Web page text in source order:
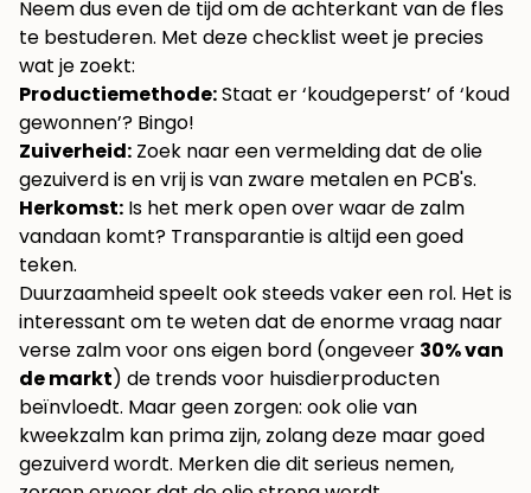
Neem dus even de tijd om de achterkant van de fles
te bestuderen. Met deze checklist weet je precies
wat je zoekt:
Productiemethode:Staat er ‘koudgeperst’ of ‘koud
gewonnen’? Bingo!
Zuiverheid: Zoek naar een vermelding dat de olie
gezuiverd is en vrij is van zware metalen en PCB's.
Herkomst: Is het merk open over waar de zalm
vandaan komt? Transparantie is altijd een goed
teken.
Duurzaamheid speelt ook steeds vaker een rol. Het is
interessant om te weten dat de enorme vraag naar
verse zalm voor ons eigen bord (ongeveer 30% van
de markt) de trends voor huisdierproducten
beïnvloedt. Maar geen zorgen: ook olie van
kweekzalm kan prima zijn, zolang deze maar goed
gezuiverd wordt. Merken die dit serieus nemen,